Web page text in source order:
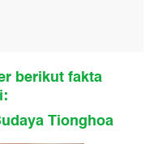
berikut fakta
Tionghoa